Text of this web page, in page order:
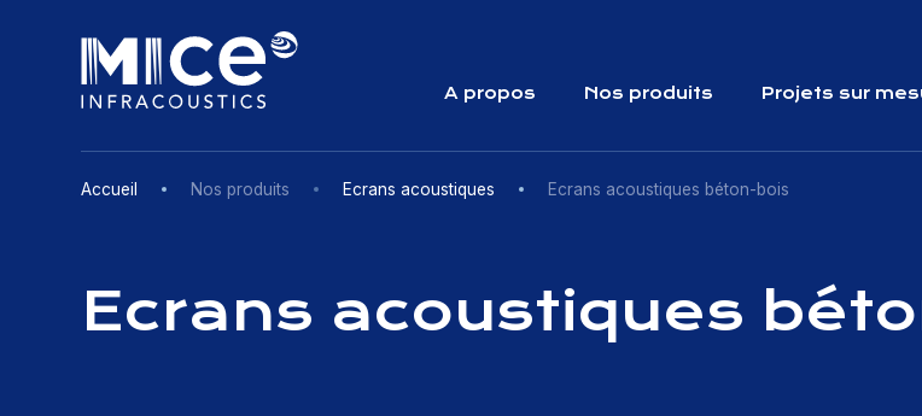
A propos Nos produits Projets sur
Accueil Nos produits Ecrans acoustiques Ecrans acoustiques béton-bois
Ecrans acoustiques